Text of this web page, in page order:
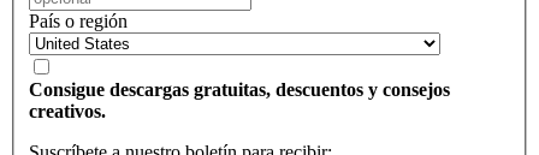
País o región
Consigue descargas gratuitas, descuentos y consejos
creativos.